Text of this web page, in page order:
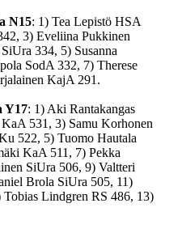
N15: 1) Tea Lepistö HSA
3) Eveliina Pukkinen
334, 5) Susanna
SodA 332, 7) Therese
KajA 291.
Y17: 1) Aki Rantakangas
531, 3) Samu Korhonen
522, 5) Tuomo Hautala
KaA 511, 7) Pekka
SiUra 506, 9) Valtteri
Brola SiUra 505, 11)
Lindgren RS 486, 13)